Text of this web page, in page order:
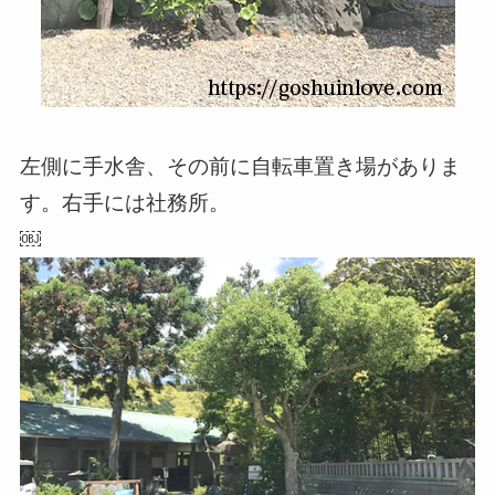
左側に手水舎、その前に自転車置き場がありま
す。右手には社務所。
￼